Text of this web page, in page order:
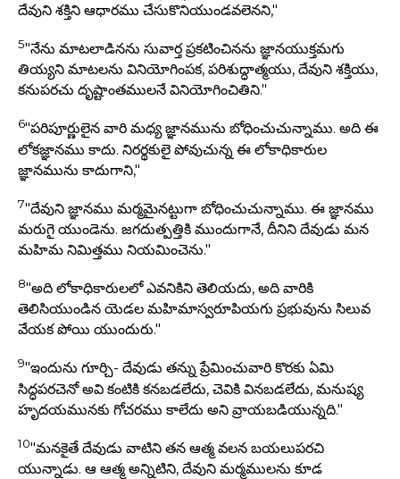
దేవుని శక్తిని ఆధారము చేసుకొనియుండవలెనని,"
5"నేను మాటలాడినను సువార్త ప్రకటించినను జ్ఞానయుక్తమగు
తియ్యని మాటలను వినియోగింపక, పరిశుద్ధాత్మయు, దేవుని శక్తియు,
కనుపరచు దృష్టాంతములనే వినియోగించితిని."
6"పరిపూర్ణులైన వారి మధ్య జ్ఞానమును బోధించుచున్నాము. అది ఈ
లోకజ్ఞానము కాదు. నిరర్థకులై పోవుచున్న ఈ లోకాధికారుల
జ్ఞానమును కాదుగాని,"
7"దేవుని జ్ఞానము మర్మమైనట్టుగా బోధించుచున్నాము. ఈ జ్ఞానము
మరుగై యుండెను. జగదుత్పత్తికి ముందుగానే, దీనిని దేవుడు మన
మహిమ నిమిత్తము నియమించెను."
8"అది లోకాధికారులలో ఎవనికిని తెలియదు, అది వారికి
తెలిసియుండిన యెడల మహిమాస్వరూపియగు ప్రభువును సిలువ
వేయక పోయి యుందురు."
9"ఇందును గూర్చి- దేవుడు తన్ను ప్రేమించువారి కొరకు ఏమి
సిద్ధపరచెనో అవి కంటికి కనబడలేదు, చెవికి వినబడలేదు, మనుష్య
హృదయమునకు గోచరము కాలేదు అని వ్రాయబడియున్నది."
10"మనకైతే దేవుడు వాటిని తన ఆత్మ వలన బయలుపరచి
యున్నాడు. ఆ ఆత్మ అన్నిటిని, దేవుని మర్మములను కూడ